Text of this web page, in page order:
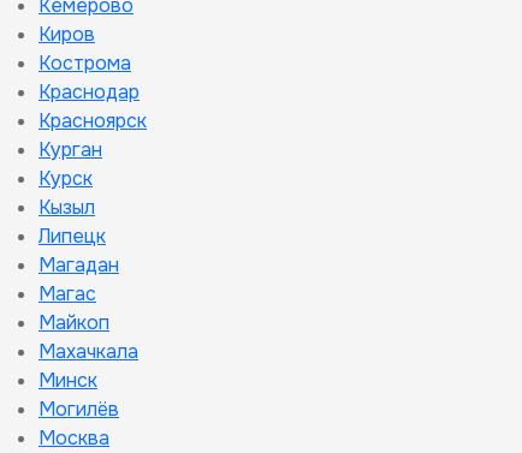
Кемерово
Киров
Кострома
Краснодар
Красноярск
Курган
Курск
Кызыл
Липецк
Магадан
Магас
Майкоп
Махачкала
Минск
Могилёв
Москва